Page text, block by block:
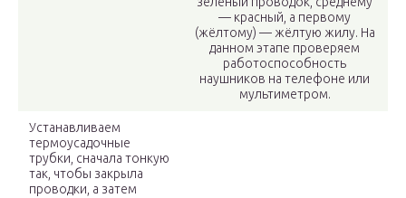
— красный, а первому
(жёлтому) — жёлтую жилу. На
данном этапе проверяем
работоспособность
наушников на телефоне или
мультиметром.
Устанавливаем
термоусадочные
трубки, сначала тонкую
так, чтобы закрыла
проводки, а затем